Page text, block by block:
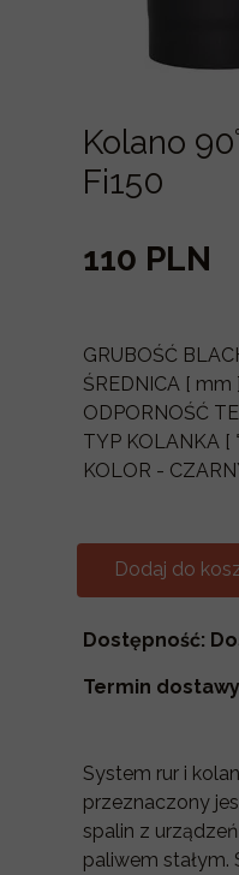
Dostępność:
Termin
Dodaj do
GRUBOŚĆ
ŚREDNICA [ mm
ODPORNOŚĆ
TYP KOLANKA [
KOLOR -
110 PLN
Kolano
Fi150
System rur i
przeznaczony
spalin z
paliwem stałym.